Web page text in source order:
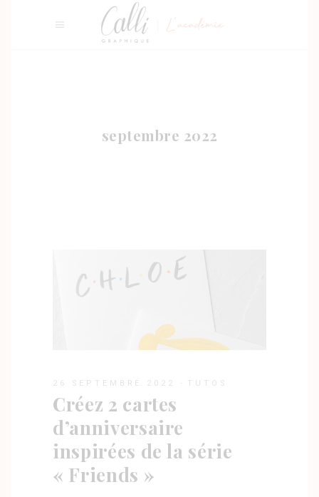
septembre 2022
26 SEPTEMBRE 2022 TUTOS
Créez 2 cartes
d’anniversaire
inspirées de la série
« Friends »